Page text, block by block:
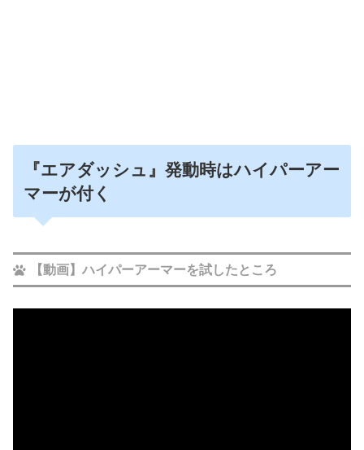
『エアダッシュ』発動時はハイパーアー
マーが付く
【動画】ハイパーアーマーを試したところ